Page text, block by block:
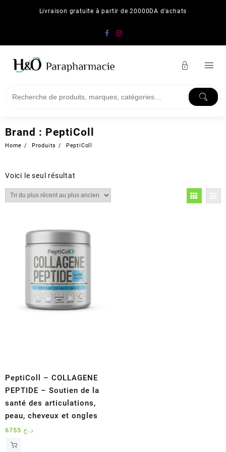
Livraison gratuite à partir de 20000DA d'achats
Brand : PeptiColl
Home Produits PeptiColl
Voici le seul résultat
PeptiColl – COLLAGENE
PEPTIDE – Soutien de la
santé des articulations,
peau, cheveux et ongles
د.ج